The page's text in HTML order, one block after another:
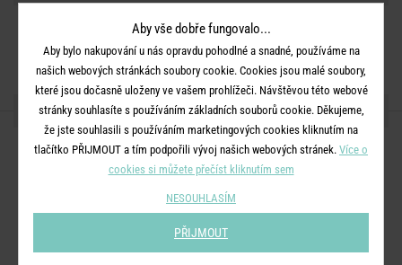
DALŠÍ PRODUKTY ZE SÉRIE
-60%
Aby vše dobře fungovalo...
Aby bylo nakupování u nás opravdu pohodlné a snadné, používáme na
našich webových stránkách soubory cookie. Cookies jsou malé soubory,
které jsou dočasně uloženy ve vašem prohlížeči. Návštěvou této webové
stránky souhlasíte s používáním základních souborů cookie. Děkujeme,
že jste souhlasili s používáním marketingových cookies kliknutím na
tlačítko PŘIJMOUT a tím podpořili vývoj našich webových stránek. Více o
cookies si můžete přečíst kliknutím sem
NESOUHLASÍM
PŘIJMOUT